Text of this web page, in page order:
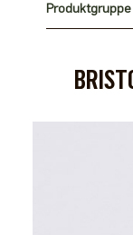
Produktgruppe